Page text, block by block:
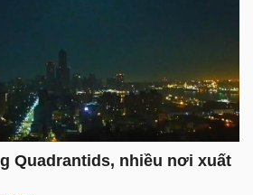
Quadrantids, nhiều nơi xuất